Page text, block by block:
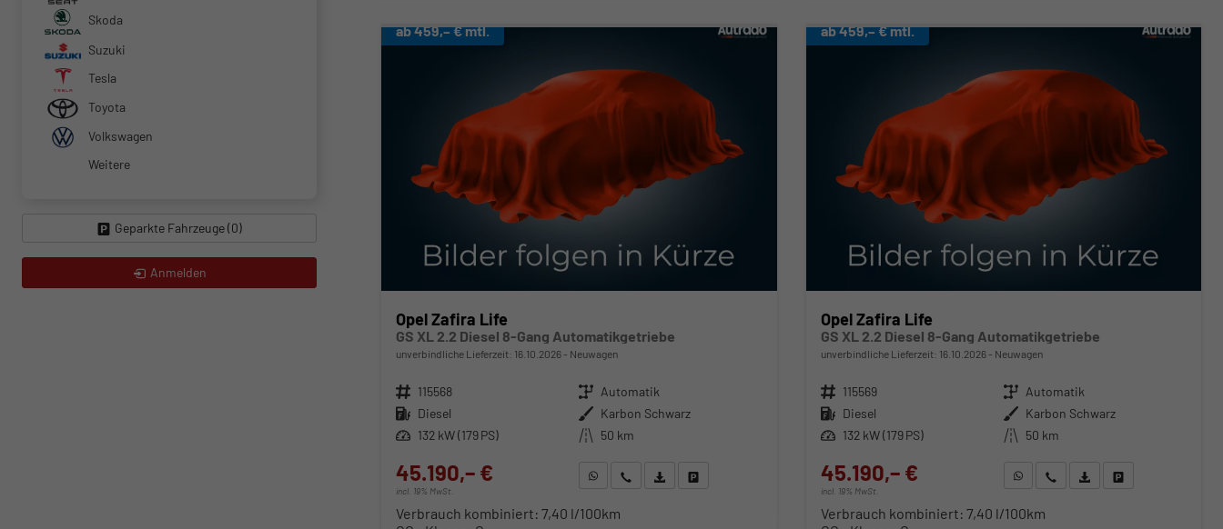
ab 459,– € mtl.
Opel Zafira Life
GS XL 2.2 Diesel 8-Gang Automatikgetriebe
unverbindliche Lieferzeit: 16.10.2026 Neuwagen
Fahrzeugnr. 115568 Getriebe Automatik
Kraftstoff Diesel Außenfarbe Karbon Schwarz
Leistung 132 kW (179 PS) Kilometerstand 50 km
45.190,– €
incl. 19% MwSt.
WhatsApp anfragen
Wir rufen Sie anFahrzeugexposé (PDF)
Verbrauch kombiniert:7,40 l/100km
ab 459,– € mtl.
Opel Zafira Life
GS XL 2.2 Diesel 8-Gang Automatikgetriebe
unverbindliche Lieferzeit: 16.10.2026 Neuwagen
Fahrzeugnr. 115569 Getriebe Automatik
Kraftstoff Diesel Außenfarbe Karbon Schwarz
Leistung 132 kW (179 PS) Kilometerstand 50 km
45.190,– €
incl. 19% MwSt.
WhatsApp anfragen
Wir rufen Sie anFahrzeugexposé (PDF)
Fahrzeug parken
Verbrauch kombiniert: 7,40 l/100km
Skoda
Suzuki
Tesla
Toyota
Volkswagen
Weitere
Geparkte Fahrzeuge (0)
Anmelden